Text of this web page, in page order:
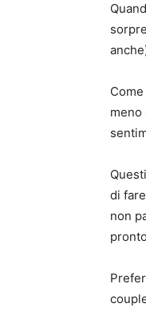
meno
di
non